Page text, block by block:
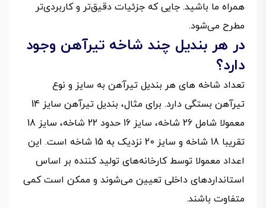
همراه ما باشید. جایی که جزئیات دقیق‌تر و کاربردی‌تر
مطرح می‌شود.
در هر بندیل چند شاخه تیرآهن وجود
دارد؟
تعداد شاخه های هر بندیل تیرآهن به سایز و نوع
تیرآهن بستگی دارد. برای مثال، بندیل تیرآهن سایز 14
معمولا شامل 26 شاخه، سایز 16 حدود 22 شاخه، سایز 18
تقریبا 18 شاخه و سایز 20 نزدیک به 15 شاخه است. این
اعداد معمولا توسط کارخانه‌های تولید کننده بر اساس
استانداردهای داخلی تعیین می‌شوند و ممکن است کمی
متفاوت باشند.